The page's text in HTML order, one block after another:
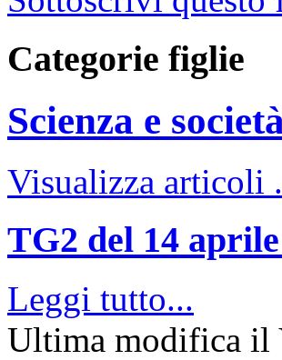
Categorie figlie
Scienza e
Visualizza articoli
TG2 del 14
Leggi tutto...
Ultima modifica il